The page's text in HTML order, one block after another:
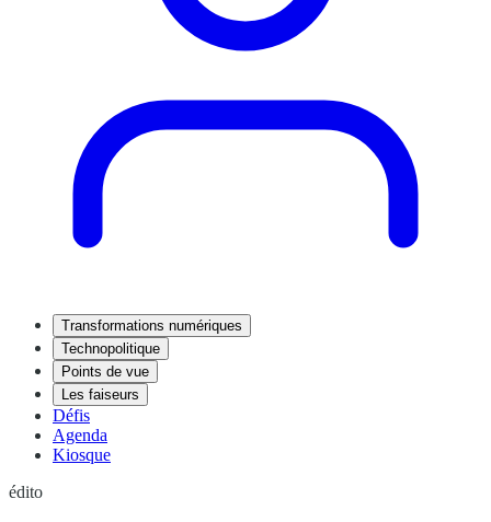
Transformations numériques
Technopolitique
Points de vue
Les faiseurs
Défis
Agenda
Kiosque
édito